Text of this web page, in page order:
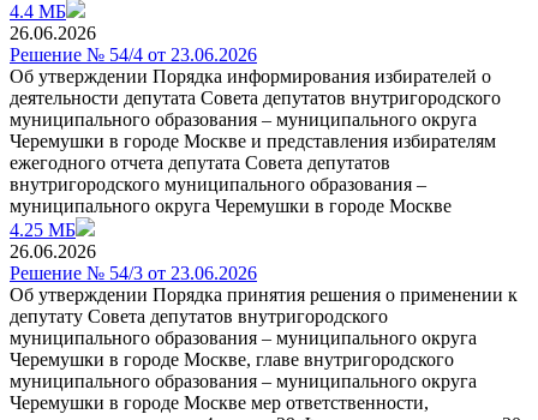
4.4 МБ
26.06.2026
Решение № 54/4 от 23.06.2026
Об утверждении Порядка информирования избирателей о
деятельности депутата Совета депутатов внутригородского
муниципального образования – муниципального округа
Черемушки в городе Москве и представления избирателям
ежегодного отчета депутата Совета депутатов
внутригородского муниципального образования –
муниципального округа Черемушки в городе Москве
4.25 МБ
26.06.2026
Решение № 54/3 от 23.06.2026
Об утверждении Порядка принятия решения о применении к
депутату Совета депутатов внутригородского
муниципального образования – муниципального округа
Черемушки в городе Москве, главе внутригородского
муниципального образования – муниципального округа
Черемушки в городе Москве мер ответственности,